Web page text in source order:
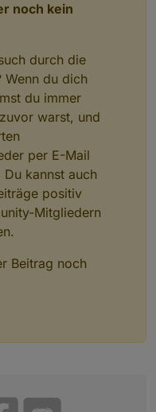
noch kein
durch die
Wenn du dich
du immer
warst, und
per E-Mail
kannst auch
positiv
Mitgliedern
Beitrag noch